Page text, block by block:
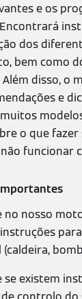
e os
dos
bem como
disso, o
e
o que fazer
funcionar
no nosso
se existem